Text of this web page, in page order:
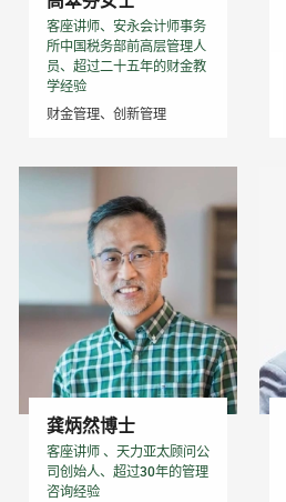
客座讲师、安永会计师事务
所中国税务部前高层管理人
员、超过二十五年的财金教
学经验
财金管理、创新管理
龚炳然博士
客座讲师 、天力亚太顾问公
司创始人、超过30年的管理
咨询经验